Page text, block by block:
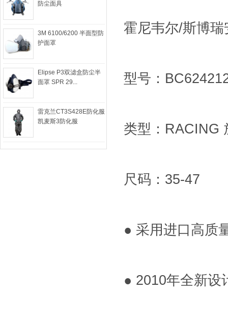
防尘面具
3M 6100/6200 半面型防
护面罩
Elipse P3双滤盒防尘半
面罩 SPR 29...
雷克兰CT3S428E防化服
凯麦斯3防化服
霍尼韦尔/斯博瑞
型号：
类型：RACING
尺码：35-47
● 采用进口高质
● 2010年全新设